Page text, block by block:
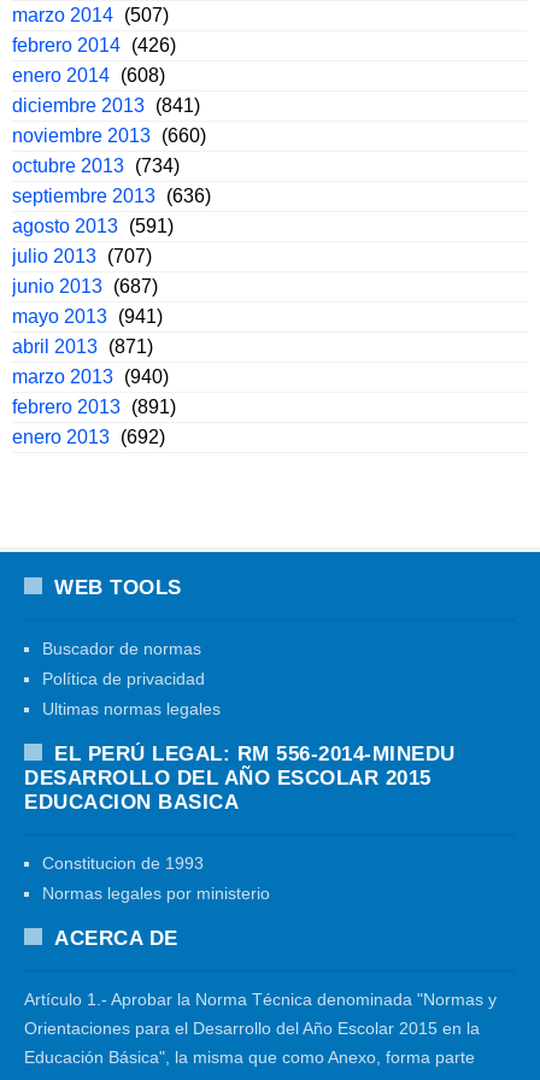
marzo 2014 (507)
febrero 2014 (426)
enero 2014 (608)
diciembre 2013 (841)
noviembre 2013 (660)
octubre 2013 (734)
septiembre 2013 (636)
agosto 2013 (591)
julio 2013 (707)
junio 2013 (687)
mayo 2013 (941)
abril 2013 (871)
marzo 2013 (940)
febrero 2013 (891)
enero 2013 (692)
WEB TOOLS
Buscador de normas
Política de privacidad
Ultimas normas legales
EL PERÚ LEGAL: RM 556-2014-MINEDU
DESARROLLO DEL AÑO ESCOLAR 2015
EDUCACION BASICA
Constitucion de 1993
Normas legales por ministerio
ACERCA DE
Artículo 1.- Aprobar la Norma Técnica denominada "Normas y
Orientaciones para el Desarrollo del Año Escolar 2015 en la
Educación Básica", la misma que como Anexo, forma parte